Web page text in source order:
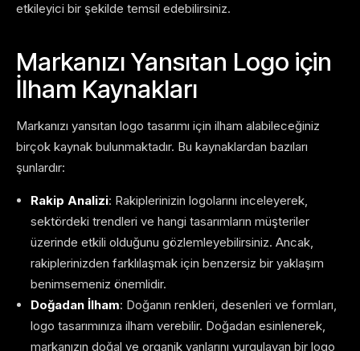
etkileyici bir şekilde temsil edebilirsiniz.
Markanızı Yansıtan Logo için
İlham Kaynakları
Markanızı yansıtan logo tasarımı için ilham alabileceğiniz
birçok kaynak bulunmaktadır. Bu kaynaklardan bazıları
şunlardır:
Rakip Analizi: Rakiplerinizin logolarını inceleyerek,
sektördeki trendleri ve hangi tasarımların müşteriler
üzerinde etkili olduğunu gözlemleyebilirsiniz. Ancak,
rakiplerinizden farklılaşmak için benzersiz bir yaklaşım
benimsemeniz önemlidir.
Doğadan İlham: Doğanın renkleri, desenleri ve formları,
logo tasarımınıza ilham verebilir. Doğadan esinlenerek,
markanızın doğal ve organik yanlarını vurgulayan bir logo